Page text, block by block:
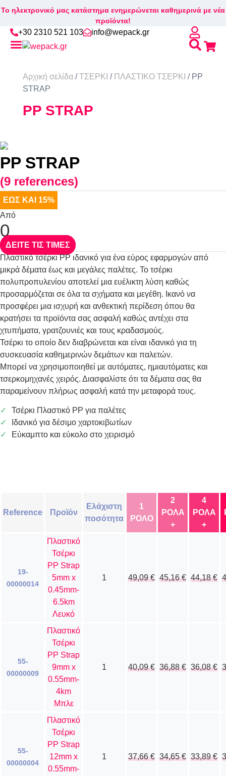
Το ηλεκτρονικό μας κατάστημα ενημερώνεται καθημερινά με νέα
προϊόντα!
+30 2310 521 103 info@wepack.gr
Αρχική σελίδα/ΤΣΕΡΚΙ / ΠΛΑΣΤΙΚΟ ΤΣΕΡΚΙ / PP
STRAP
PP STRAP
PP STRAP
(9 references)
ΕΩΣ ΚΑΙ 15%
Από
0
ΔΕΙΤΕ ΤΙΣ ΤΙΜΕΣ
Πλαστικό τσέρκι PP ιδανικό για ένα εύρος εφαρμογών από
μικρά δέματα έως και μεγάλες παλέτες. Το τσέρκι
πολυπροπυλενίου αποτελεί μια ευέλικτη λύση καθώς
προσαρμόζεται σε όλα τα σχήματα και μεγέθη. Ικανό να
προσφέρει μια ισχυρή και ανθεκτική περίδεση όπου θα
κρατήσει τα προϊόντα σας ασφαλή καθώς αντέχει στα
χτυπήματα, γρατζουνιές και τους κραδασμούς.
Τσέρκι το οποίο δεν διαβρώνεται και είναι ιδανικό για τη
συσκευασία καθημερινών δεμάτων και παλετών.
Μπορεί να χρησιμοποιηθεί με αυτόματες, ημιαυτόματες και
τσερκομηχανές χειρός. Διασφαλίστε ότι τα δέματα σας θα
παραμείνουν πλήρως ασφαλή κατά την μεταφορά τους.
Τσέρκι Πλαστικό PP για παλέτες
Ιδανικό για δέσιμο χαρτοκιβωτίων
Εύκαμπτο και εύκολο στο χειρισμό
Reference Προϊόν
Ελάχιστη
ποσότητα
1
ΡΟΛΟ
2
ΡΟΛΑ
+
4
ΡΟΛΑ
+
19-
00000014
Πλαστικό
Τσέρκι
PP Strap
5mm x
0.45mm-
6.5km
Λευκό
1 49,09€ 45,16€ 44,18€
55-
00000009
Πλαστικό
Τσέρκι
PP Strap
9mm x
0.55mm-
4km
Μπλε
1 40,09€ 36,88€ 36,08€
55-
00000004
Πλαστικό
Τσέρκι
PP Strap
12mm x
0.55mm-
1 37,66€ 34,65€ 33,89€